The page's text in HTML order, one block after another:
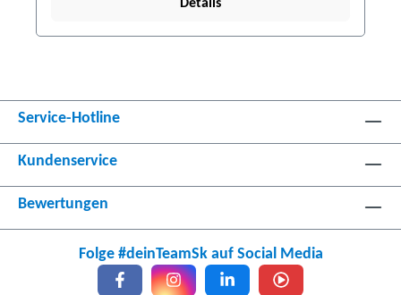
Details
Service-Hotline
Kundenservice
Bewertungen
Folge #deinTeamSk auf Social Media